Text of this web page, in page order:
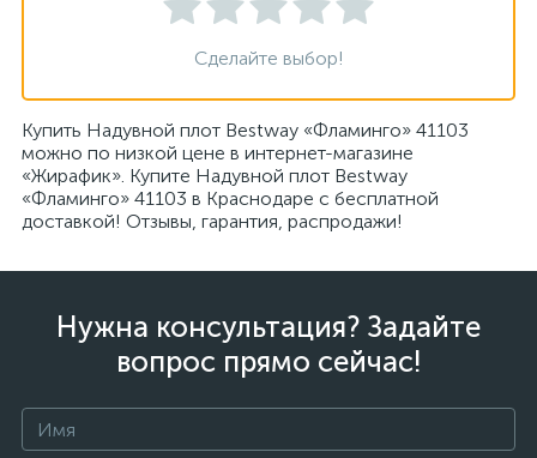
Сделайте выбор!
Купить Надувной плот Bestway «Фламинго» 41103
можно по низкой цене в интернет-магазине
«Жирафик». Купите Надувной плот Bestway
«Фламинго» 41103 в Краснодаре с бесплатной
доставкой! Отзывы, гарантия, распродажи!
Нужна консультация? Задайте
вопрос прямо сейчас!